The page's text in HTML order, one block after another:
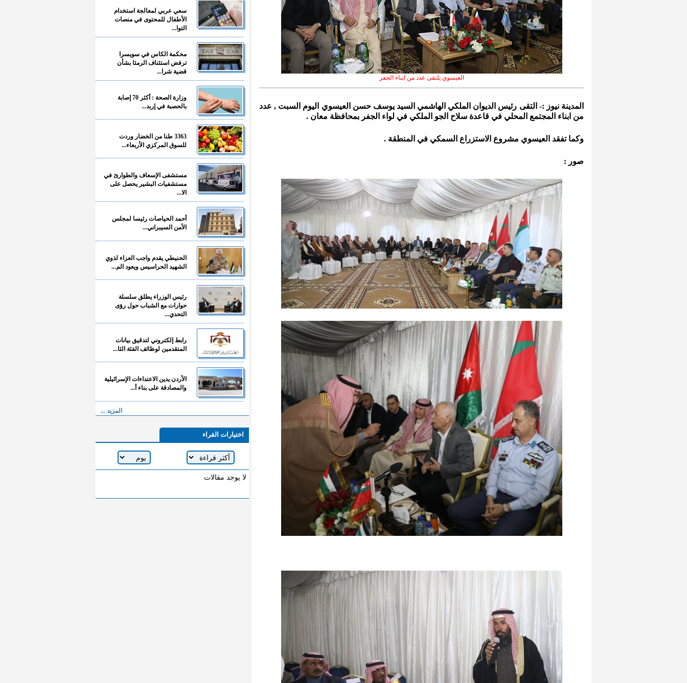
العيسوي يلتقى عدد من ابناء الجفر
المدينة نيوز :- التقى رئيس الديوان الملكي الهاشمي السيد يوسف حسن العيسوي اليوم السبت , عدد
من ابناء المجتمع المحلي في قاعدة سلاح الجو الملكي في لواء الجفر بمحافظة معان .
وكما تفقد العيسوي مشروع الاستزراع السمكي في المنطقة .
صور :
سعي عربي لمعالجة استخدام
الأطفال للمحتوى في منصات
التوا...
محكمة الكاس في سويسرا
ترفض استئناف الرمثا بشأن
قضية شرا...
وزارة الصحة : أكثر 70 إصابة
بالحصبة في إربد...
3363 طنا من الخضار وردت
للسوق المركزي الأربعاء...
مستشفى الإسعاف والطوارئ في
مستشفيات البشير يحصل على
الا...
أحمد الحياصات رئيسا لمجلس
الأمن السيبراني...
الحنيطي يقدم واجب العزاء لذوي
الشهيد الحراسيس ويعود الم...
رئيس الوزراء يطلق سلسلة
حوارات مع الشباب حول رؤى
التحدي...
رابط إلكتروني لتدقيق بيانات
المتقدمين لوظائف الفئة الثا...
الأردن يدين الاعتداءات الإسرائيلية
والمصادقة على بناء أ...
المزيد ...
اختيارات القراء
لا يوجد مقالات